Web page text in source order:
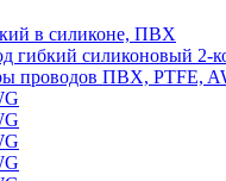
в силиконе, ПВХ
гибкий силиконовый 2-
проводов ПВХ, PTFE,